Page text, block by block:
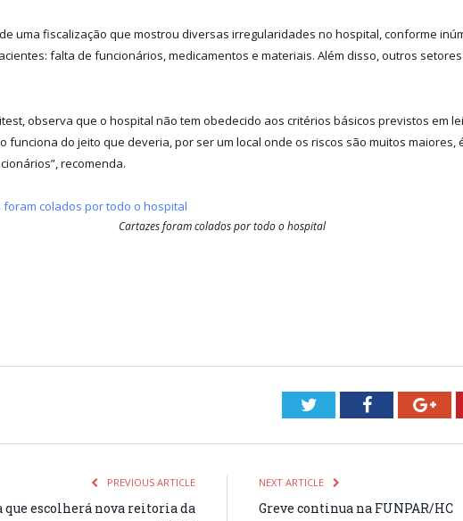
uma fiscalização que mostrou diversas irregularidades no hospital, conforme
falta de funcionários, medicamentos e materiais. Além disso, outros
observa que o hospital não tem obedecido aos critérios básicos previstos em
funciona do jeito que deveria, por ser um local onde os riscos são muitos
recomenda.
Cartazes foram colados por todo o hospital
TwitterFacebook
PREVIOUS ARTICLE
que escolherá nova reitoria da
NEXT ARTICLE
Greve continua na FUNPAR/HC